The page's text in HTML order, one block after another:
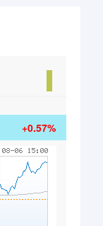
+0.57%